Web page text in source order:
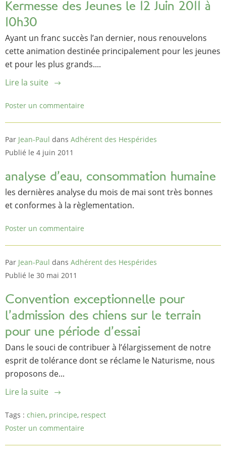
Kermesse des Jeunes le 12 Juin 2011 à
10h30
Ayant un franc succès l’an dernier, nous renouvelons
cette animation destinée principalement pour les jeunes
et pour les plus grands....
Lire la suite
Poster un commentaire
Par Jean-Paul dans Adhérent des Hespérides
Publié le 4 juin 2011
analyse d’eau, consommation humaine
les dernières analyse du mois de mai sont très bonnes
et conformes à la règlementation.
Poster un commentaire
Par Jean-Paul dans Adhérent des Hespérides
Publié le 30 mai 2011
Convention exceptionnelle pour
l’admission des chiens sur le terrain
pour une période d’essai
Dans le souci de contribuer à l’élargissement de notre
esprit de tolérance dont se réclame le Naturisme, nous
proposons de...
Lire la suite
Tags : chien, principe, respect
Poster un commentaire